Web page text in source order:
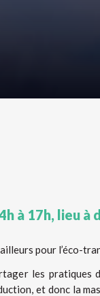
à 17h, lieu à
pour l’éco-
les pratiques
et donc la